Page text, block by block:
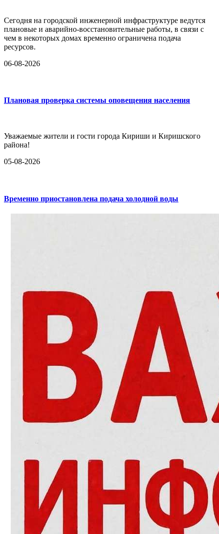
Сегодня на городской инженерной инфраструктуре ведутся
плановые и аварийно-восстановительные работы, в связи с
чем в некоторых домах временно ограничена подача
ресурсов.
06-08-2026
Плановая проверка системы оповещения населения
Уважаемые жители и гости города Кириши и Киришского
района!
05-08-2026
Временно приостановлена подача холодной воды